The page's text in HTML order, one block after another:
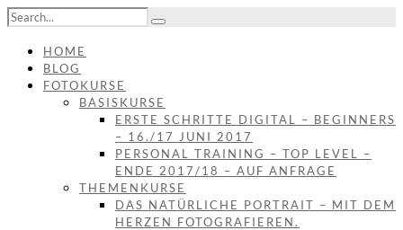
HOME
BLOG
FOTOKURSE
BASISKURSE
ERSTE SCHRITTE DIGITAL – BEGINNERS
– 16./17 JUNI 2017
PERSONAL TRAINING – TOP LEVEL –
ENDE 2017/18 – AUF ANFRAGE
THEMENKURSE
DAS NATÜRLICHE PORTRAIT – MIT DEM
HERZEN FOTOGRAFIEREN.